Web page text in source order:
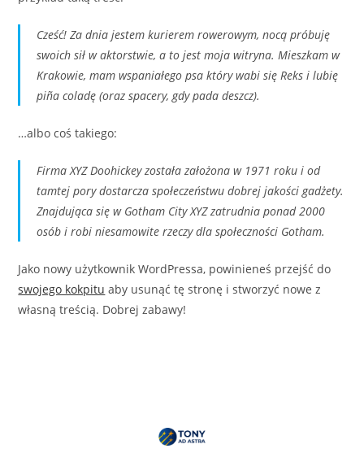
Cześć! Za dnia jestem kurierem rowerowym, nocą próbuję
swoich sił w aktorstwie, a to jest moja witryna. Mieszkam w
Krakowie, mam wspaniałego psa który wabi się Reks i lubię
piña coladę (oraz spacery, gdy pada deszcz).
…albo coś takiego:
Firma XYZ Doohickey została założona w 1971 roku i od
tamtej pory dostarcza społeczeństwu dobrej jakości gadżety.
Znajdująca się w Gotham City XYZ zatrudnia ponad 2000
osób i robi niesamowite rzeczy dla społeczności Gotham.
Jako nowy użytkownik WordPressa, powinieneś przejść do
swojego kokpitu aby usunąć tę stronę i stworzyć nowe z
własną treścią. Dobrej zabawy!